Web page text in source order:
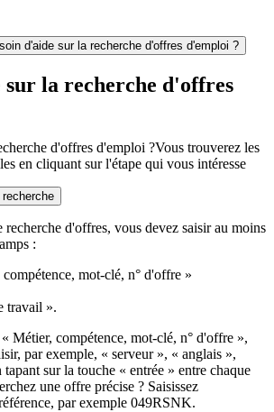
d'aide sur la recherche d'offres d'emploi ?
sur la recherche d'offres
d'offres d'emploi ?Vous trouverez les
en cliquant sur l'étape qui vous intéresse
recherche d'offres, vous devez saisir au moins
:
mot-clé, n° d'offre »
travail ».
Métier, compétence, mot-clé, n° d'offre »,
par exemple, « serveur », « anglais »,
tapant sur la touche « entrée » entre chaque
une offre précise ? Saisissez
par exemple 049RSNK.